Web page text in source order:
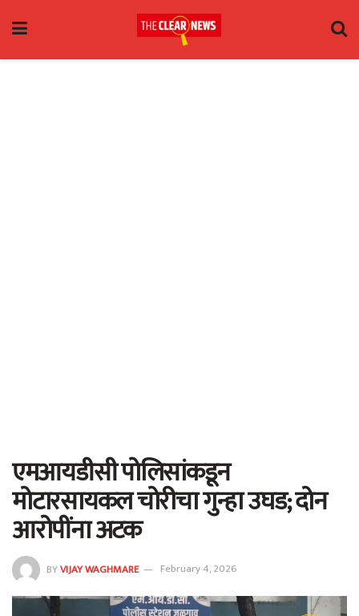
एमआयडीसी पोलिसांकडून
मोटारसायकल चोरीचा गुन्हा उघड; दोन
आरोपींना अटक
BYVIJAY WAGHMARE February 4, 2026